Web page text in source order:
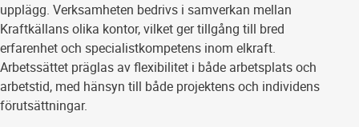
upplägg. Verksamheten bedrivs i samverkan mellan
Kraftkällans olika kontor, vilket ger tillgång till bred
erfarenhet och specialistkompetens inom elkraft.
Arbetssättet präglas av flexibilitet i både arbetsplats och
arbetstid, med hänsyn till både projektens och individens
förutsättningar.